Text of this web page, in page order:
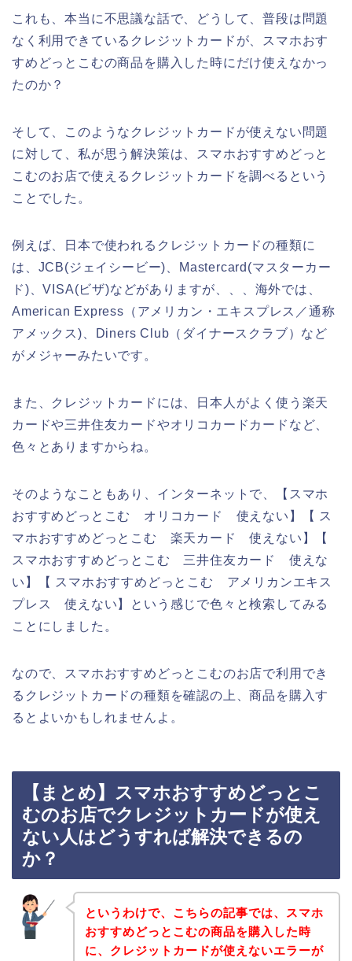
これも、本当に不思議な話で、どうして、普段は問題
なく利用できているクレジットカードが、スマホおす
すめどっとこむの商品を購入した時にだけ使えなかっ
たのか？
そして、このようなクレジットカードが使えない問題
に対して、私が思う解決策は、スマホおすすめどっと
こむのお店で使えるクレジットカードを調べるという
ことでした。
例えば、日本で使われるクレジットカードの種類に
は、JCB(ジェイシービー)、Mastercard(マスターカー
ド)、VISA(ビザ)などがありますが、、、海外では、
American Express（アメリカン・エキスプレス／通称
アメックス)、Diners Club（ダイナースクラブ）など
がメジャーみたいです。
また、クレジットカードには、日本人がよく使う楽天
カードや三井住友カードやオリコカードカードなど、
色々とありますからね。
そのようなこともあり、インターネットで、【スマホ
おすすめどっとこむ オリコカード 使えない】【 ス
マホおすすめどっとこむ 楽天カード 使えない】【
スマホおすすめどっとこむ 三井住友カード 使えな
い】【 スマホおすすめどっとこむ アメリカンエキス
プレス 使えない】という感じで色々と検索してみる
ことにしました。
なので、スマホおすすめどっとこむのお店で利用でき
るクレジットカードの種類を確認の上、商品を購入す
るとよいかもしれませんよ。
【まとめ】スマホおすすめどっとこ
むのお店でクレジットカードが使え
ない人はどうすれば解決できるの
か？
というわけで、こちらの記事では、スマホ
おすすめどっとこむの商品を購入した時
に、クレジットカードが使えないエラーが